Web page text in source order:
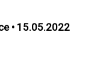
• 15.05.2022